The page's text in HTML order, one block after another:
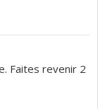
Faites revenir 2